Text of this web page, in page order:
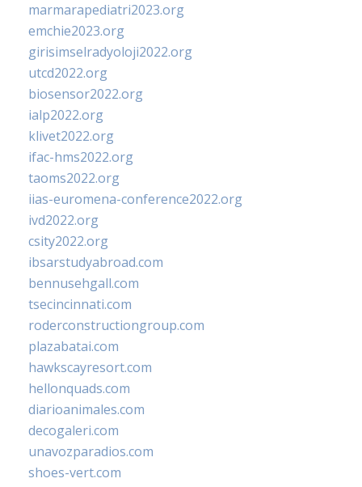
marmarapediatri2023.org
emchie2023.org
girisimselradyoloji2022.org
utcd2022.org
biosensor2022.org
ialp2022.org
klivet2022.org
ifac-hms2022.org
taoms2022.org
iias-euromena-conference2022.org
ivd2022.org
csity2022.org
ibsarstudyabroad.com
bennusehgall.com
tsecincinnati.com
roderconstructiongroup.com
plazabatai.com
hawkscayresort.com
hellonquads.com
diarioanimales.com
decogaleri.com
unavozparadios.com
shoes-vert.com